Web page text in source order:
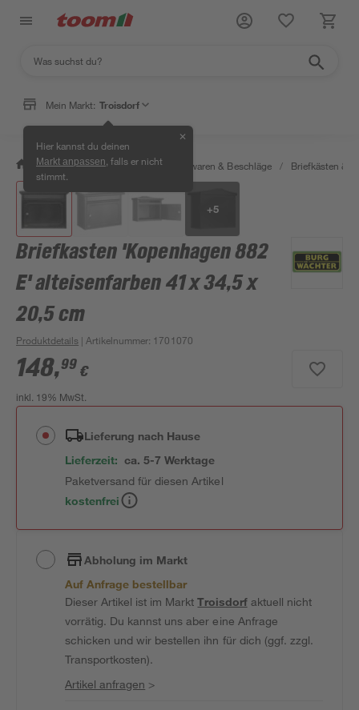
Mein Markt: Troisdorf
Hier kannst du deinen
Markt anpassen , falls er nicht
stimmt.
✕
/ Werkstatt & Maschinen / Eisenwaren & Beschläge / Briefkästen &
+5
Briefkasten 'Kopenhagen 882
E' alteisenfarben 41 x 34,5 x
20,5 cm
Produktdetails | Artikelnummer: 1701070
148,99 €
inkl. 19% MwSt.
Lieferung nach Hause
Lieferzeit: ca. 5-7 Werktage
Paketversand für diesen Artikel
kostenfrei
Abholung im Markt
Auf Anfrage bestellbar
Dieser Artikel ist im MarktTroisdorfaktuell nicht
vorrätig. Du kannst uns aber eine Anfrage
schicken und wir bestellen ihn für dich (ggf. zzgl.
Transportkosten).
Artikel anfragen >